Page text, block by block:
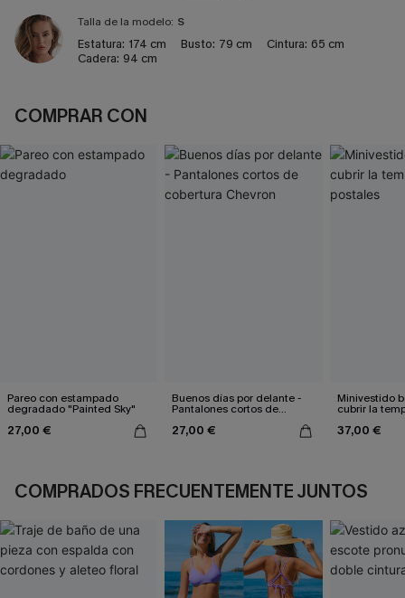
Talla de la modelo: S
Estatura: 174 cm Busto: 79 cm Cintura: 65 cm
Cadera: 94 cm
COMPRAR CON
Pareo con estampado
degradado "Painted Sky"
27,00 €
Buenos días por delante -
Pantalones cortos de
27,00 €
Minivestido
cubrir la
37,00 €
COMPRADOS FRECUENTEMENTE JUNTOS